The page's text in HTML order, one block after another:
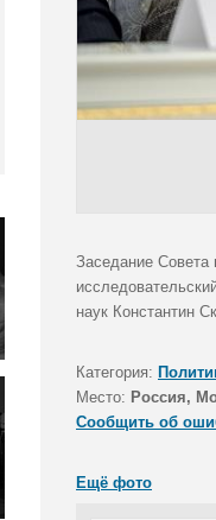
Заседание Совета
наук Константин
Категория:
Место: Россия,
Сообщить об
Ещё фото